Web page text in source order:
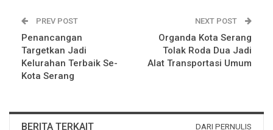
PREV POST
Penancangan
Targetkan Jadi
Kelurahan Terbaik Se-
Kota Serang
NEXT POST
Organda Kota Serang
Tolak Roda Dua Jadi
Alat Transportasi Umum
BERITA TERKAIT DARI PERNULIS